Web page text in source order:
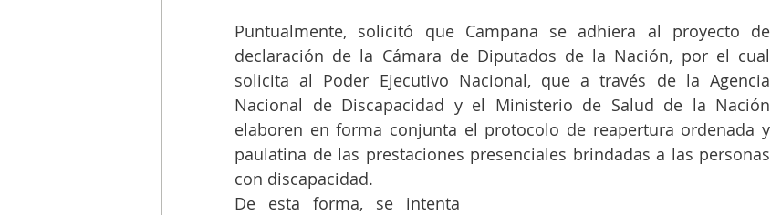
Puntualmente, solicitó que Campana se adhiera al proyecto de
declaración de la Cámara de Diputados de la Nación, por el cual
solicita al Poder Ejecutivo Nacional, que a través de la Agencia
Nacional de Discapacidad y el Ministerio de Salud de la Nación
elaboren en forma conjunta el protocolo de reapertura ordenada y
paulatina de las prestaciones presenciales brindadas a las personas
con discapacidad.
De esta forma, se intenta